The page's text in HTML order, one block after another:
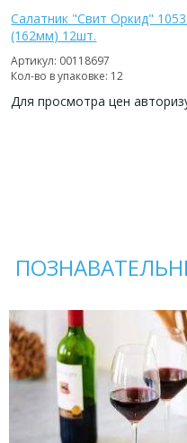
Салатник "Свит Оркид"
(162мм) 12шт.
Артикул: 00118697
Кол-во в упаковке: 12
Для просмотра цен